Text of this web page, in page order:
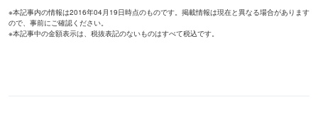
※本記事内の情報は2016年04月19日時点のものです。掲載情報は現在と異なる場合があります
ので、事前にご確認ください。
※本記事中の金額表示は、税抜表記のないものはすべて税込です。